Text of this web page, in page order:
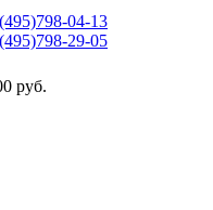
04-13
29-05
руб.